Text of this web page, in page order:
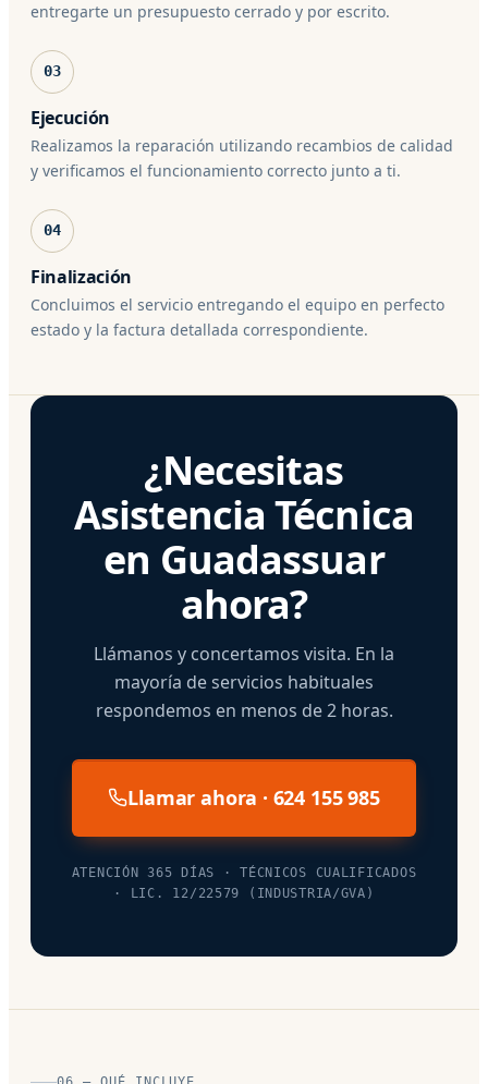
entregarte un presupuesto cerrado y por escrito.
03
Ejecución
Realizamos la reparación utilizando recambios de calidad
y verificamos el funcionamiento correcto junto a ti.
04
Finalización
Concluimos el servicio entregando el equipo en perfecto
estado y la factura detallada correspondiente.
¿Necesitas
Asistencia Técnica
en Guadassuar
ahora?
Llámanos y concertamos visita. En la
mayoría de servicios habituales
respondemos en menos de 2 horas.
Llamar ahora · 624 155 985
ATENCIÓN 365 DÍAS · TÉCNICOS CUALIFICADOS
· LIC. 12/22579 (INDUSTRIA/GVA)